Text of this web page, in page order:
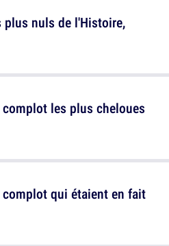
les plus cheloues
nuls de l'Histoire,
qui étaient en fait